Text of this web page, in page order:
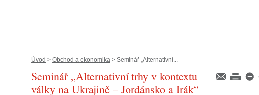
Úvod > Obchod a ekonomika > Seminář „Alternativní...
Seminář „Alternativní trhy v kontextu
války na Ukrajině – Jordánsko a Irák“